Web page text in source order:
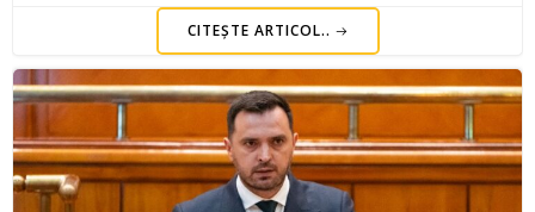
CITEȘTE ARTICOL..